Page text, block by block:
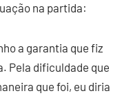
na partida:
a garantia que fiz
Pela dificuldade que
que foi, eu diria